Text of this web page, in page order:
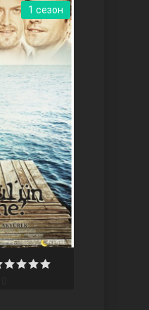
1 сезон